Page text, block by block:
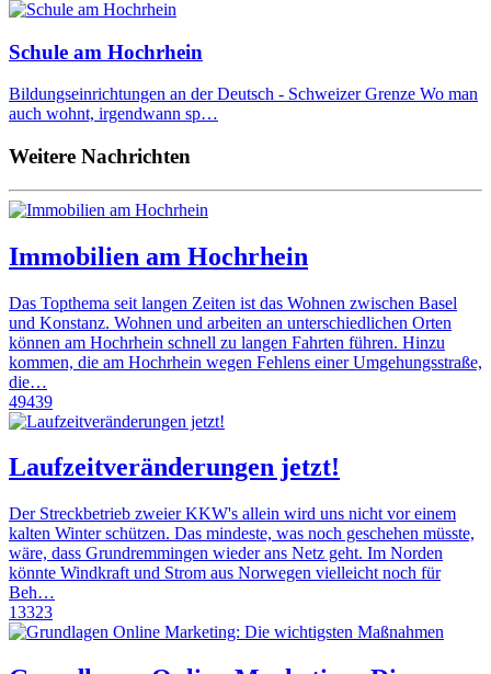
Schule am Hochrhein
Bildungseinrichtungen an der Deutsch - Schweizer Grenze Wo man
auch wohnt, irgendwann sp…
Weitere Nachrichten
Immobilien am Hochrhein
Das Topthema seit langen Zeiten ist das Wohnen zwischen Basel
und Konstanz. Wohnen und arbeiten an unterschiedlichen Orten
können am Hochrhein schnell zu langen Fahrten führen. Hinzu
kommen, die am Hochrhein wegen Fehlens einer Umgehungsstraße,
die…
49439
Laufzeitveränderungen jetzt!
Der Streckbetrieb zweier KKW's allein wird uns nicht vor einem
kalten Winter schützen. Das mindeste, was noch geschehen müsste,
wäre, dass Grundremmingen wieder ans Netz geht. Im Norden
könnte Windkraft und Strom aus Norwegen vielleicht noch für
Beh…
13323